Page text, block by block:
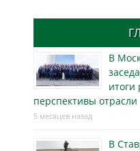
В
итоги
перспективы отрасли
5 месяцев назад
В